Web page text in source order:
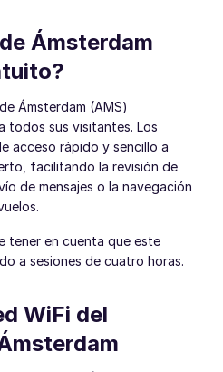
Ámsterdam
Ámsterdam (AMS)
todos sus visitantes. Los
acceso rápido y sencillo a
facilitando la revisión de
de mensajes o la navegación
tener en cuenta que este
a sesiones de cuatro horas.
WiFi del